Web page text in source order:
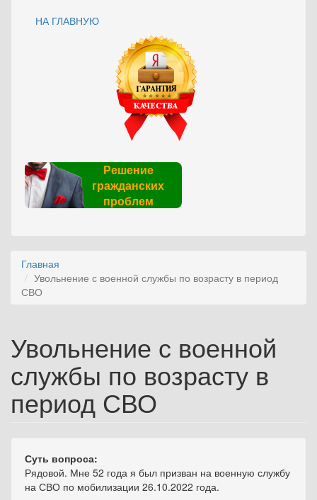
НА ГЛАВНУЮ
Решение
гражданских
проблем
Главная
Увольнение с военной службы по возрасту в период
СВО
Увольнение с военной
службы по возрасту в
период СВО
Суть вопроса:
Рядовой. Мне 52 года я был призван на военную службу
на СВО по мобилизации 26.10.2022 года.